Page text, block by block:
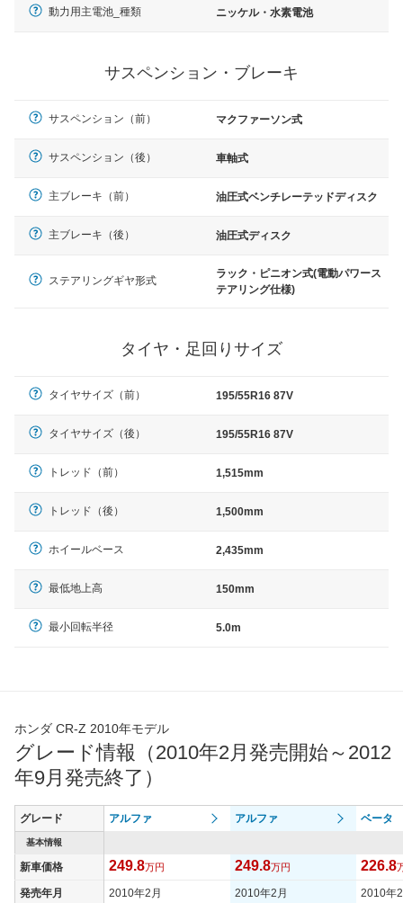
動力用主電池_種類 ニッケル・水素電池
サスペンション・ブレーキ
サスペンション（前） マクファーソン式
サスペンション（後） 車軸式
主ブレーキ（前） 油圧式ベンチレーテッドディスク
主ブレーキ（後） 油圧式ディスク
ステアリングギヤ形式
ラック・ピニオン式(電動パワース
テアリング仕様)
タイヤ・足回りサイズ
タイヤサイズ（前） 195/55R16 87V
タイヤサイズ（後） 195/55R16 87V
トレッド（前） 1,515mm
トレッド（後） 1,500mm
ホイールベース 2,435mm
最低地上高 150mm
最小回転半径 5.0m
ホンダ CR-Z 2010年モデル
グレード情報（2010年2月発売開始～2012
年9月発売終了）
グレード アルファ アルファ ベータ
基本情報
新車価格 249.8万円 249.8万円 226.8
発売年月 2010年2月 2010年2月 2010年